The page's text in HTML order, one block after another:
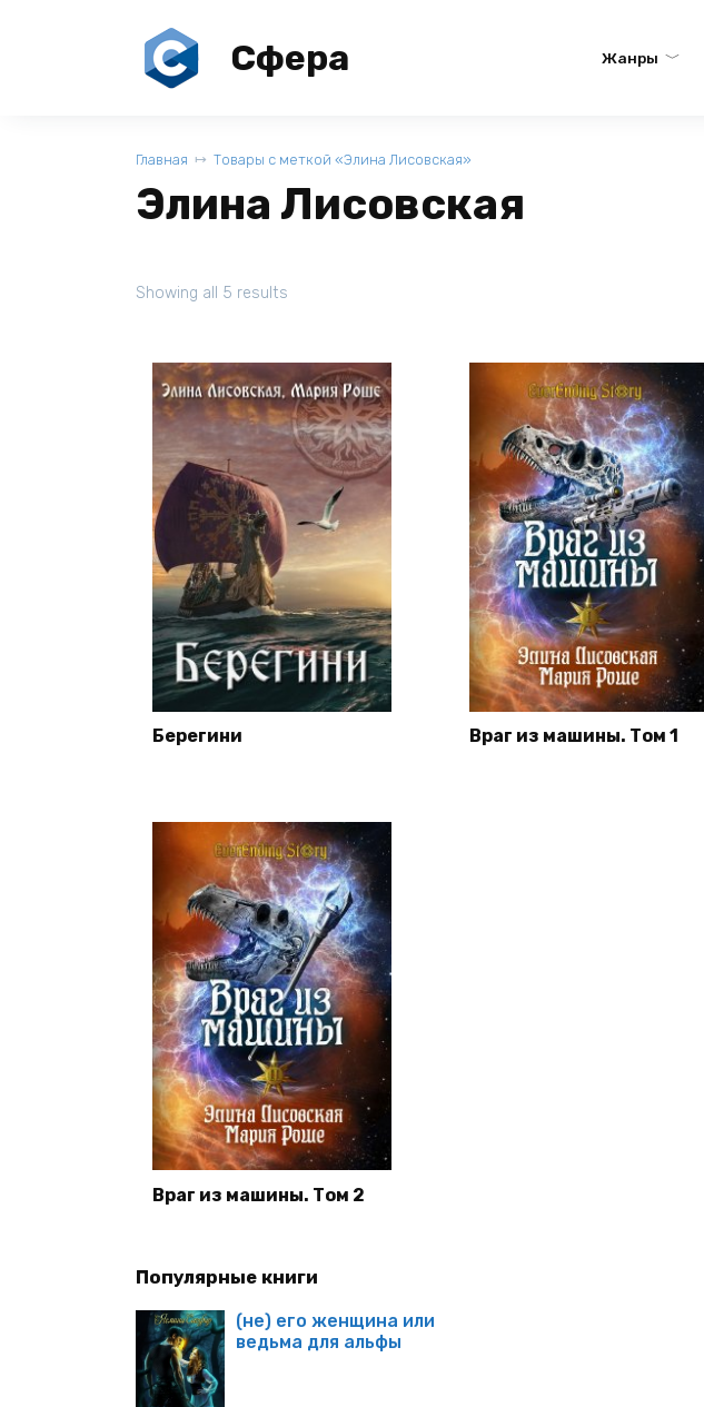
Сфера Жанры
Главная Товары с меткой «Элина Лисовская»
Элина Лисовская
Showing all 5 results
Берегини Враг из машины. Том 1
Враг из машины. Том 2
Популярные книги
(не) его женщина или
ведьма для альфы